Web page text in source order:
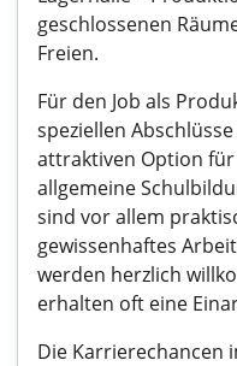
geschlossenen
Freien.
Für den Job als
speziellen
attraktiven Option
allgemeine
sind vor allem
gewissenhaftes
werden herzlich
erhalten oft eine
Die Karrierechancen